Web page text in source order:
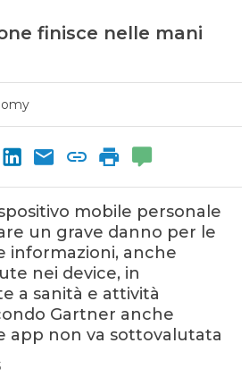
finisce nelle mani
mobile personale
un grave danno per le
informazioni, anche
nei device, in
a sanità e attività
Gartner anche
app non va sottovalutata